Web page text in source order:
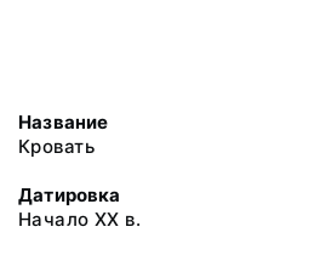
Название
Кровать
Датировка
Начало XX в.